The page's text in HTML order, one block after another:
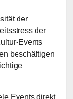
der
der
Events
beschäftigen
Events direkt